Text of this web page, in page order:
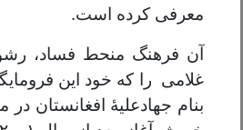
معرفی کرده است.
آن فرهنگ منحط فساد،
غلامی را که خود این
بنام جهادعلیهٔ افغانستان در